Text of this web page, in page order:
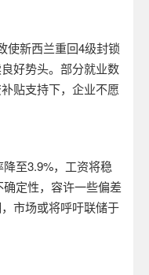
使新西兰重回4级封锁
好势头。部分就业数
贴支持下，企业不愿
至3.9%，工资将稳
定性，容许一些偏差
市场或将呼吁联储于